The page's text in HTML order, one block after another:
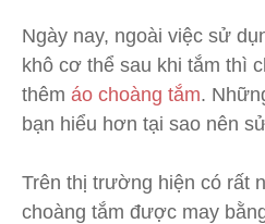
Ngày nay, ngoài việc sử
khô cơ thể sau khi tắm thì
thêm áo choàng tắm.
bạn hiểu hơn tại sao nên
Trên thị trường hiện có rất
choàng tắm được may